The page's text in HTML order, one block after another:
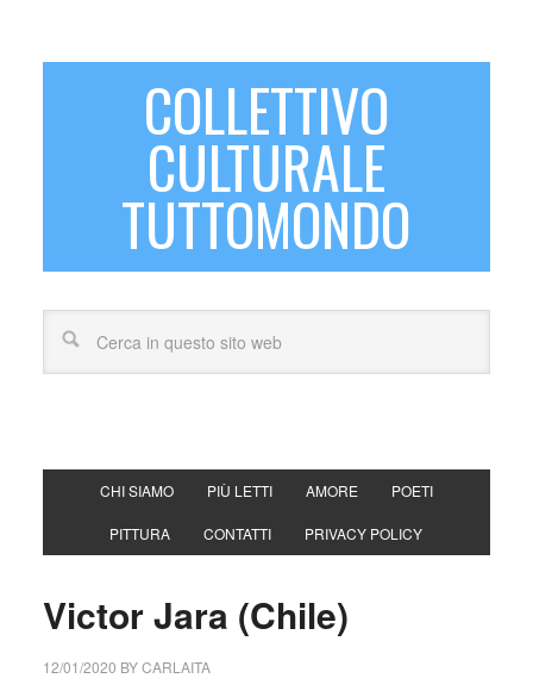
COLLETTIVO
CULTURALE
TUTTOMONDO
CHI SIAMO PIÙ LETTI AMORE POETI
PITTURA CONTATTI PRIVACY POLICY
Victor Jara (Chile)
12/01/2020 BYCARLAITA